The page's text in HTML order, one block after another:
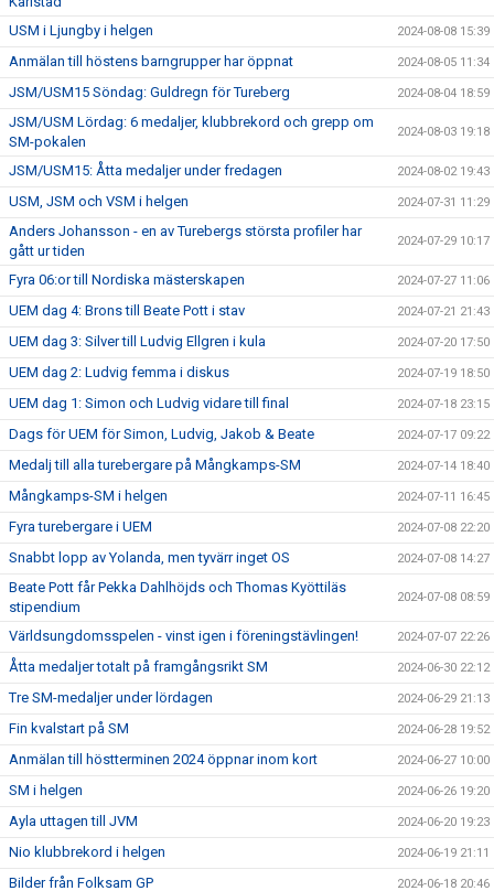
USM i Ljungby i helgen
2024-08-08 15:39
Anmälan till höstens barngrupper har öppnat 2024-08-05 11:34
JSM/USM15 Söndag: Guldregn för Tureberg 2024-08-04 18:59
JSM/USM Lördag: 6 medaljer, klubbrekord och grepp om
SM-pokalen
2024-08-03 19:18
JSM/USM15: Åtta medaljer under fredagen 2024-08-02 19:43
USM, JSM och VSM i helgen 2024-07-31 11:29
Anders Johansson - en av Turebergs största profiler har
gått ur tiden
2024-07-29 10:17
Fyra 06:or till Nordiska mästerskapen 2024-07-27 11:06
UEM dag 4: Brons till Beate Pott i stav 2024-07-21 21:43
UEM dag 3: Silver till Ludvig Ellgren i kula 2024-07-20 17:50
UEM dag 2: Ludvig femma i diskus 2024-07-19 18:50
UEM dag 1: Simon och Ludvig vidare till final 2024-07-18 23:15
Dags för UEM för Simon, Ludvig, Jakob & Beate 2024-07-17 09:22
Medalj till alla turebergare på Mångkamps-SM 2024-07-14 18:40
Mångkamps-SM i helgen 2024-07-11 16:45
Fyra turebergare i UEM 2024-07-08 22:20
Snabbt lopp av Yolanda, men tyvärr inget OS 2024-07-08 14:27
Beate Pott får Pekka Dahlhöjds och Thomas Kyöttiläs
stipendium
2024-07-08 08:59
Världsungdomsspelen - vinst igen i föreningstävlingen! 2024-07-07 22:26
Åtta medaljer totalt på framgångsrikt SM 2024-06-30 22:12
Tre SM-medaljer under lördagen 2024-06-29 21:13
Fin kvalstart på SM 2024-06-28 19:52
Anmälan till höstterminen 2024 öppnar inom kort 2024-06-27 10:00
SM i helgen 2024-06-26 19:20
Ayla uttagen till JVM 2024-06-20 19:23
Nio klubbrekord i helgen 2024-06-19 21:11
Bilder från Folksam GP 2024-06-18 20:46